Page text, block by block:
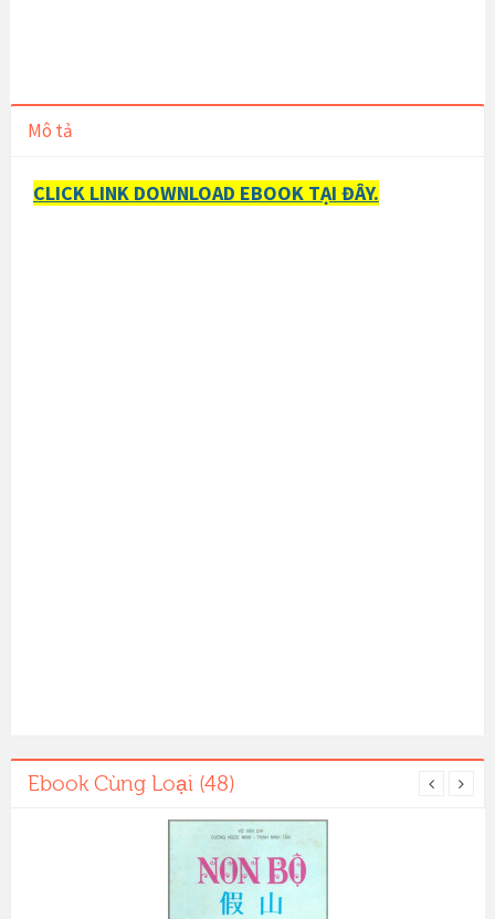
Mô tả
CLICK LINK DOWNLOAD EBOOK TẠI ĐÂY.
Ebook Cùng Loại (48)